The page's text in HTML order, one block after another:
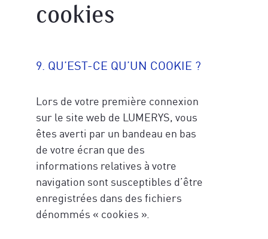
cookies
9. QU’EST-CE QU’UN COOKIE ?
Lors de votre première connexion
sur le site web de LUMERYS, vous
êtes averti par un bandeau en bas
de votre écran que des
informations relatives à votre
navigation sont susceptibles d’être
enregistrées dans des fichiers
dénommés « cookies ».